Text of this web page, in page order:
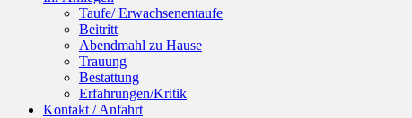
Taufe/ Erwachsenentaufe
Beitritt
Abendmahl zu Hause
Trauung
Bestattung
Erfahrungen/Kritik
Kontakt / Anfahrt